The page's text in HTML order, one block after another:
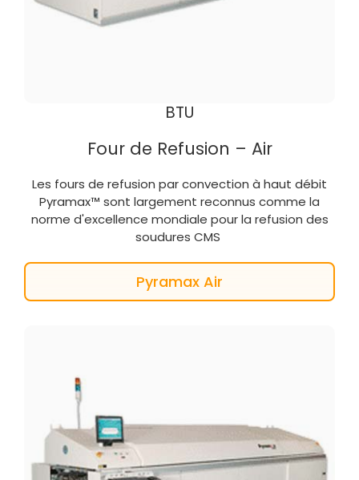
BTU
Four de Refusion – Air
Les fours de refusion par convection à haut débit
Pyramax™ sont largement reconnus comme la
norme d'excellence mondiale pour la refusion des
soudures CMS
Pyramax Air